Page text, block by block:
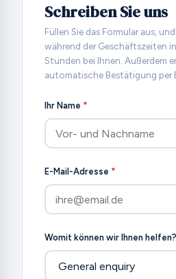
Schreiben Sie uns
Füllen Sie das Formular aus,
während der Geschäftszeiten
Stunden bei Ihnen. Außerdem
automatische Bestätigung per
Ihr Name *
E-Mail-Adresse *
Womit können wir Ihnen helfen?